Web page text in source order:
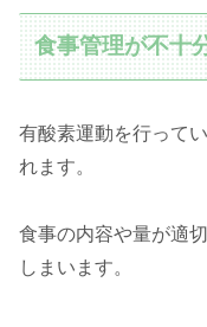
食事管理が不十
有酸素運動を行って
れます。
食事の内容や量が適
しまいます。